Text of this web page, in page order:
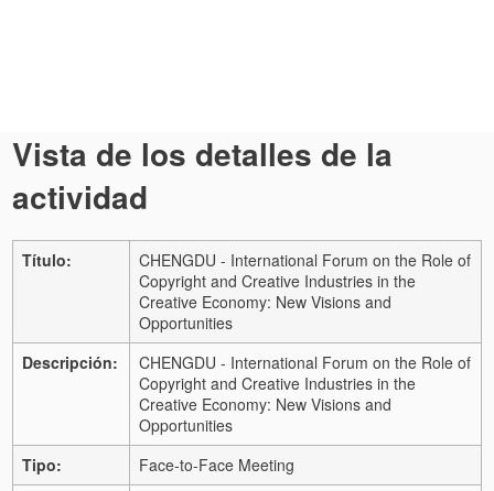
Vista de los detalles de la
actividad
Título:
CHENGDU - International Forum on the Role of
Copyright and Creative Industries in the
Creative Economy: New Visions and
Opportunities
Descripción:
CHENGDU - International Forum on the Role of
Copyright and Creative Industries in the
Creative Economy: New Visions and
Opportunities
Tipo:
Face-to-Face Meeting